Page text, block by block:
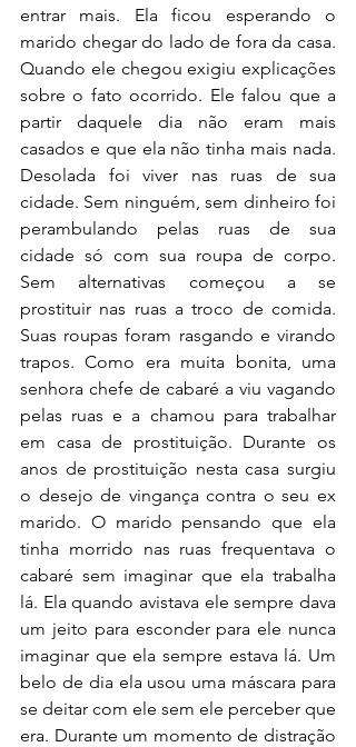
entrar mais. Ela ficou esperando o
marido chegar do lado de fora da casa.
Quando ele chegou exigiu explicações
sobre o fato ocorrido. Ele falou que a
partir daquele dia não eram mais
casados e que ela não tinha mais nada.
Desolada foi viver nas ruas de sua
cidade. Sem ninguém, sem dinheiro foi
perambulando pelas ruas de sua
cidade só com sua roupa de corpo.
Sem alternativas começou a se
prostituir nas ruas a troco de comida.
Suas roupas foram rasgando e virando
trapos. Como era muita bonita, uma
senhora chefe de cabaré a viu vagando
pelas ruas e a chamou para trabalhar
em casa de prostituição. Durante os
anos de prostituição nesta casa surgiu
o desejo de vingança contra o seu ex
marido. O marido pensando que ela
tinha morrido nas ruas frequentava o
cabaré sem imaginar que ela trabalha
lá. Ela quando avistava ele sempre dava
um jeito para esconder para ele nunca
imaginar que ela sempre estava lá. Um
belo de dia ela usou uma máscara para
se deitar com ele sem ele perceber que
era. Durante um momento de distração